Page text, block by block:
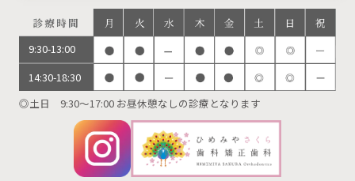
9:30-13:00
14:30-18:30
◎土日 9:30～17:00 お昼休憩なしの診療となります